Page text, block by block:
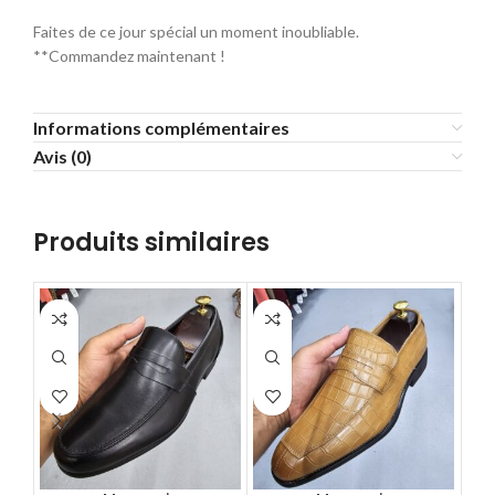
Faites de ce jour spécial un moment inoubliable.
**Commandez maintenant !
Informations complémentaires
Avis (0)
Produits similaires